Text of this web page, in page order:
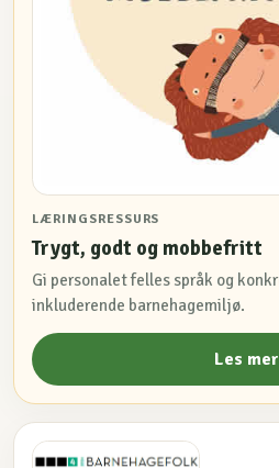
LÆRINGSRESSURS
Trygt, godt og mobbefritt
Gi personalet felles språk og
inkluderende barnehagemiljø.
Les mer